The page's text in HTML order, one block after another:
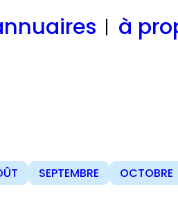
à
SEPTEMBRE OCTOBRE